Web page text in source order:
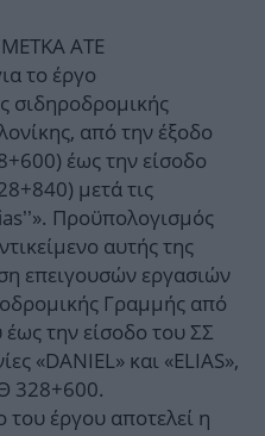
ΜΕΤΚΑ ΑΤΕ
το έργο
σιδηροδρομικής
από την έξοδο
έως την είσοδο
μετά τις
Προϋπολογισμός
αυτής της
επειγουσών εργασιών
Γραμμής από
την είσοδο του ΣΣ
«DANIEL» και «ELIAS»,
328+600.
του έργου αποτελεί η